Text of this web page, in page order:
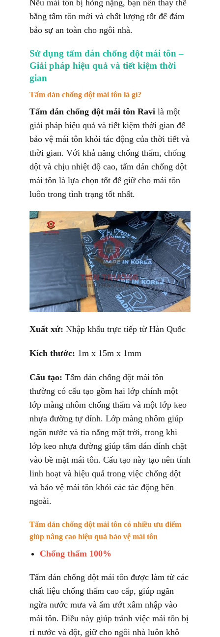
Nếu mái tôn bị hỏng nặng, bạn nên thay thế
bằng tấm tôn mới và chất lượng tốt để đảm
bảo sự an toàn cho ngôi nhà.
Sử dụng tấm dán chống dột mái tôn –
Giải pháp hiệu quả và tiết kiệm thời
gian
Tấm dán chống dột mái tôn là gì?
Tấm dán chống dột mái tôn Ravi là một
giải pháp hiệu quả và tiết kiệm thời gian để
bảo vệ mái tôn khỏi tác động của thời tiết và
thời gian. Với khả năng chống thấm, chống
dột và chịu nhiệt độ cao, tấm dán chống dột
mái tôn là lựa chọn tốt để giữ cho mái tôn
luôn trong tình trạng tốt nhất.
Xuất xứ: Nhập khẩu trực tiếp từ Hàn Quốc
Kích thước: 1m x 15m x 1mm
Cấu tạo: Tấm dán chống dột mái tôn
thường có cấu tạo gồm hai lớp chính một
lớp màng nhôm chống thấm và một lớp keo
nhựa đường tự dính. Lớp màng nhôm giúp
ngăn nước và tia nắng mặt trời, trong khi
lớp keo nhựa đường giúp tấm dán dính chặt
vào bề mặt mái tôn. Cấu tạo này tạo nên tính
linh hoạt và hiệu quả trong việc chống dột
và bảo vệ mái tôn khỏi các tác động bên
ngoài.
Tấm dán chống dột mái tôn có nhiều ưu điểm
giúp nâng cao hiệu quả bảo vệ mái tôn
Chống thấm 100%
Tấm dán chống dột mái tôn được làm từ các
chất liệu chống thấm cao cấp, giúp ngăn
ngừa nước mưa và ẩm ướt xâm nhập vào
mái tôn. Điều này giúp tránh việc mái tôn bị
rỉ nước và dột, giữ cho ngôi nhà luôn khô